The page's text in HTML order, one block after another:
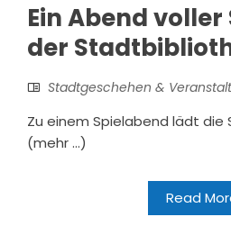
Ein Abend voller
der
Stadtgeschehen &
Zu einem Spielabend lädt
(mehr …)
Read